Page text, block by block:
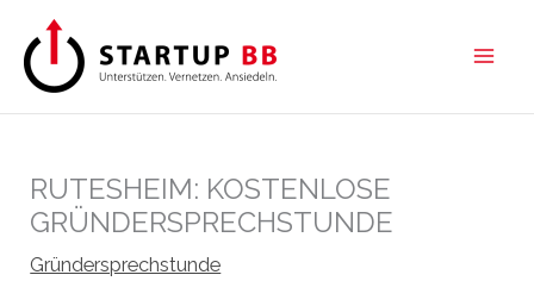
Inhalt
springen
RUTESHEIM: KOSTENLOSE
GRÜNDERSPRECHSTUNDE
Gründersprechstunde